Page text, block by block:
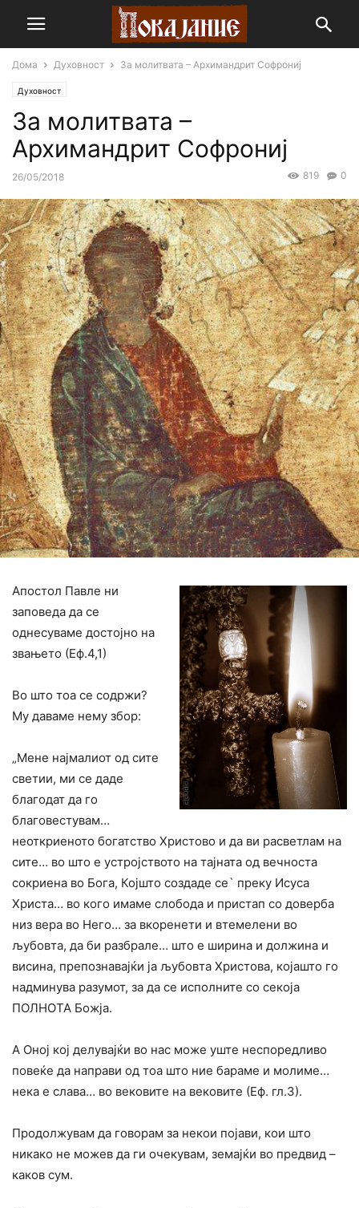
Дома Духовност За молитвата – Архимандрит Софрониј
Духовност
За молитвата –
Архимандрит Софрониј
26/05/2018 0
819
Апостол Павле ни
заповеда да се
однесуваме достојно на
звањето (Еф.4,1)
Во што тоа се содржи?
Му даваме нему збор:
„Мене најмалиот од сите
светии, ми се даде
благодат да го
благовестувам…
неоткриеното богатство Христово и да ви расветлам на
сите… во што е устројството на тајната од вечноста
сокриена во Бога, Којшто создаде се` преку Исуса
Христа… во кого имаме слобода и пристап со доверба
низ вера во Него… за вкоренети и втемелени во
љубовта, да би разбрале… што е ширина и должина и
висина, препознавајќи ја љубовта Христова, којашто го
надминува разумот, за да се исполните со секоја
ПОЛНОТА Божја.
А Оној кој делувајќи во нас може уште неспоредливо
повеќе да направи од тоа што ние бараме и молиме…
нека е слава… во вековите на вековите (Еф. гл.3).
Продолжувам да говорам за некои појави, кои што
никако не можев да ги очекувам, земајќи во предвид –
каков сум.